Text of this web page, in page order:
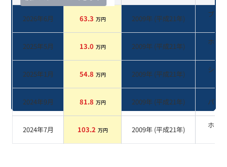
2026年6月 63.3 万円 2009年 (平成21年)
ブラ
2025年5月 13.0 万円 2009年 (平成21年)
ホワ
2025年1月 54.8 万円 2009年 (平成21年)
シル
2024年9月 81.8 万円 2009年 (平成21年) パール
2024年7月 103.2 万円 2009年 (平成21年)
ホワ